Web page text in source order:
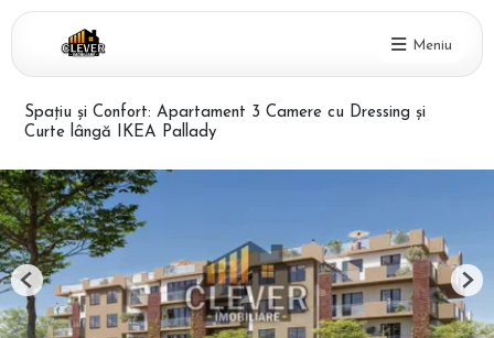
Meniu
Spațiu și Confort: Apartament 3 Camere cu Dressing și
Curte lângă IKEA Pallady
Previous